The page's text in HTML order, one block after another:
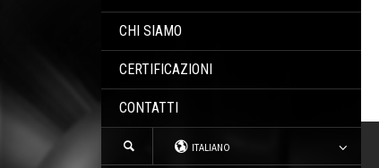
CHI SIAMO
CERTIFICAZIONI
CONTATTI
ITALIANO